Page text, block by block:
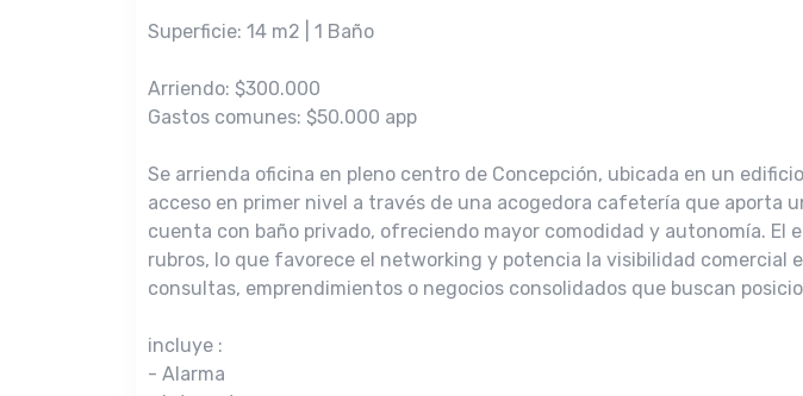
Superficie: 14 m2 | 1 Baño
Arriendo: $300.000
Gastos comunes: $50.000 app
Se arrienda oficina en pleno centro de Concepción, ubicada en un
acceso en primer nivel a través de una acogedora cafetería que aporta
cuenta con baño privado, ofreciendo mayor comodidad y autonomía. El
rubros, lo que favorece el networking y potencia la visibilidad comercial
consultas, emprendimientos o negocios consolidados que buscan
incluye :
- Alarma